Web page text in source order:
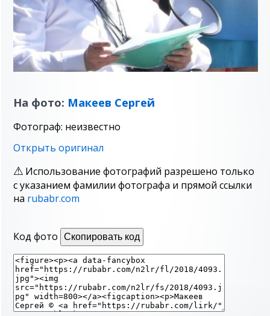
На фото: Макеев Сергей
Фотограф: неизвестно
Открыть оригинал
Использование фотографий разрешено только
с указанием фамилии фотографа и прямой ссылки
на rubabr.com
Код фото Скопировать код